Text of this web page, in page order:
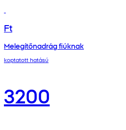
Ft
Melegítőnadrág fiúknak
koptatott hatású
3200